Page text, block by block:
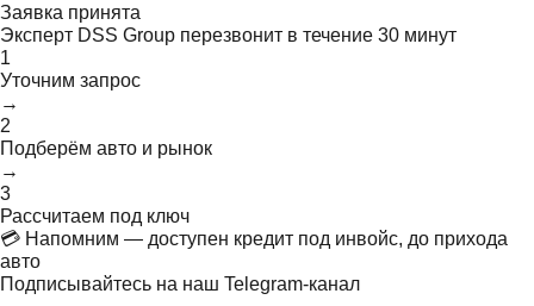
Заявка принята
Эксперт DSS Group перезвонит в течение 30 минут
1
Уточним запрос
→
2
Подберём авто и рынок
→
3
Рассчитаем под ключ
💳 Напомним — доступен кредит под инвойс, до прихода
авто
Подписывайтесь на наш Telegram-канал